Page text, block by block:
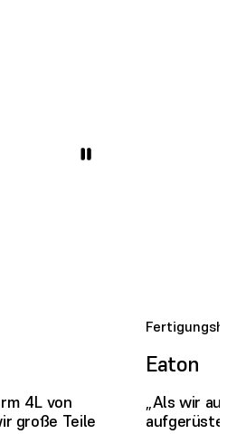
4L von
große Teile
Eaton
„Als wir